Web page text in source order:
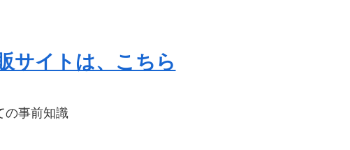
サイトは、こちら
の事前知識